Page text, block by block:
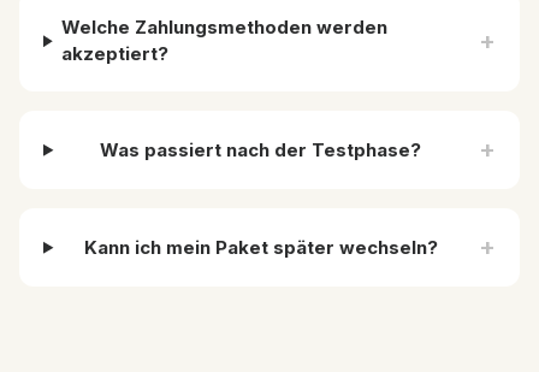
Welche Zahlungsmethoden werden
akzeptiert?
+
Was passiert nach der Testphase? +
Kann ich mein Paket später wechseln? +